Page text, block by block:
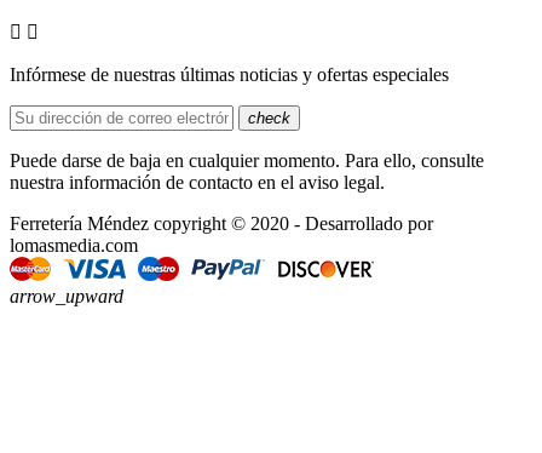
 
Infórmese de nuestras últimas noticias y ofertas especiales
check
Puede darse de baja en cualquier momento. Para ello, consulte
nuestra información de contacto en el aviso legal.
Ferretería Méndez copyright © 2020 - Desarrollado por
lomasmedia.com
arrow_upward